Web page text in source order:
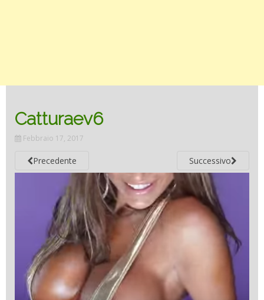
Catturaev6
Febbraio 17, 2017
Precedente Successivo